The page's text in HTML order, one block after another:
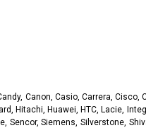
Canon, Casio, Carrera, Cisco,
Hitachi, Huawei, HTC, Lacie,
Siemens, Silverstone,